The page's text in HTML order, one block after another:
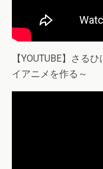
【YOUTUBE】さ
イアニメを作る～